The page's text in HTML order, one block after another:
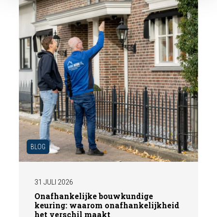
BLOG
31 JULI 2026
Onafhankelijke bouwkundige
keuring: waarom onafhankelijkheid
het verschil maakt